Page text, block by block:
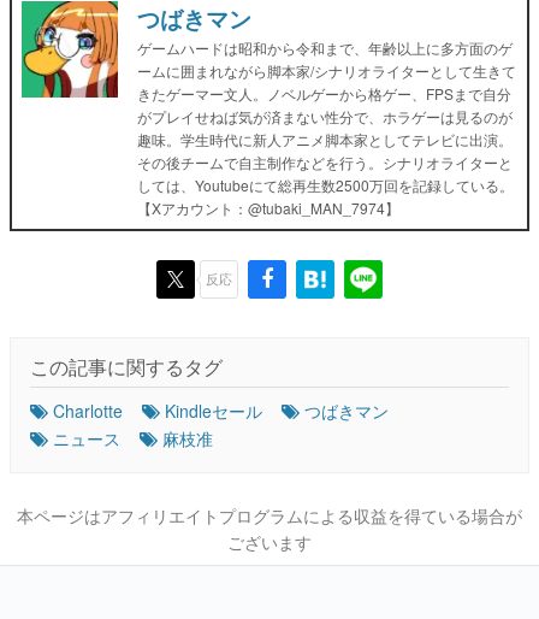
つばきマン
ゲームハードは昭和から令和まで、年齢以上に多方面のゲ
ームに囲まれながら脚本家/シナリオライターとして生きて
きたゲーマー文人。ノベルゲーから格ゲー、FPSまで自分
がプレイせねば気が済まない性分で、ホラゲーは見るのが
趣味。学生時代に新人アニメ脚本家としてテレビに出演。
その後チームで自主制作などを行う。シナリオライターと
しては、Youtubeにて総再生数2500万回を記録している。
【Xアカウント：@tubaki_MAN_7974】
反応
この記事に関するタグ
Charlotte Kindleセール
つばきマン
ニュース
麻枝准
本ページはアフィリエイトプログラムによる収益を得ている場合が
ございます